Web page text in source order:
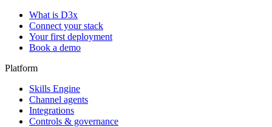
What is D3x
Connect your stack
Your first deployment
Book a demo
Platform
Skills Engine
Channel agents
Integrations
Controls & governance